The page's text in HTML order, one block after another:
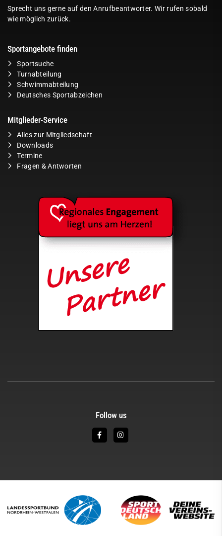
Sprecht uns gerne auf den Anrufbeantworter. Wir rufen sobald
wie möglich zurück.
Sportangebote finden
Sportsuche
Turnabteilung
Schwimmabteilung
Deutsches Sportabzeichen
Mitglieder-Service
Alles zur Mitgliedschaft
Downloads
Termine
Fragen & Antworten
Follow us